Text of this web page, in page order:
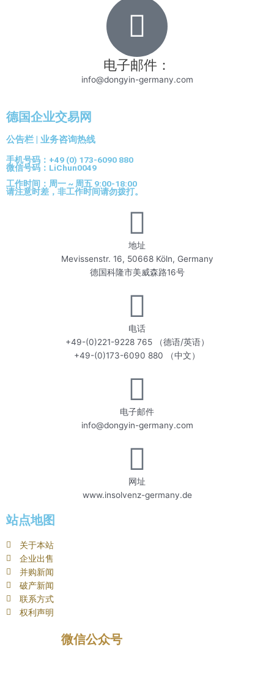
电子邮件：
info@dongyin-germany.com
德国企业交易网
公告栏 | 业务咨询热线
手机号码：+49 (0) 173-6090 880
微信号码：LiChun0049
工作时间：周一 ~ 周五 9:00-18:00
请注意时差，非工作时间请勿拨打。
地址
Mevissenstr. 16, 50668 Köln, Germany
德国科隆市美威森路16号
电话
+49-(0)221-9228 765 （德语/英语）
+49-(0)173-6090 880 （中文）
电子邮件
info@dongyin-germany.com
网址
www.insolvenz-germany.de
站点地图
关于本站
企业出售
并购新闻
破产新闻
联系方式
权利声明
微信公众号